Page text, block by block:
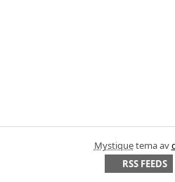
Mystiquetema av
RSS FEEDS